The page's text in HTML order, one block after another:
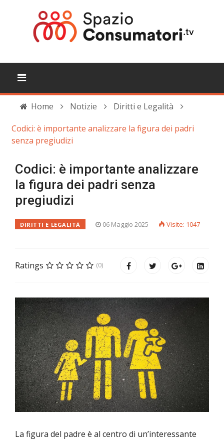
Home Notizie
Diritti e Legalità
Codici: è importante analizzare la figura dei padri
senza pregiudizi
Codici: è importante analizzare
la figura dei padri senza
pregiudizi
DIRITTI E LEGALITÀ 06 Maggio 2025 Visite: 1047
Ratings (0)
La figura del padre è al centro di un’interessante